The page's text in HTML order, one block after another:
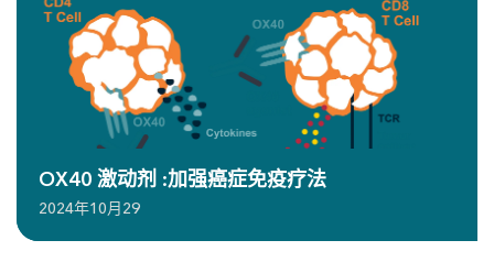
OX40 激动剂 :加强癌症免疫疗法
2024年10月29